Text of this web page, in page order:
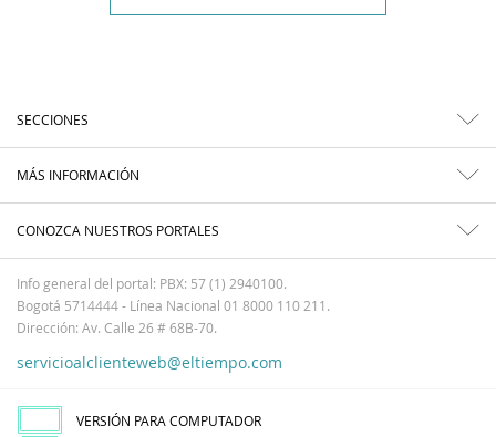
SECCIONES
MÁS INFORMACIÓN
CONOZCA NUESTROS PORTALES
Info general del portal: PBX: 57 (1) 2940100.
Bogotá 5714444 - Línea Nacional 01 8000 110 211.
Dirección: Av. Calle 26 # 68B-70.
servicioalclienteweb@eltiempo.com
VERSIÓN PARA COMPUTADOR